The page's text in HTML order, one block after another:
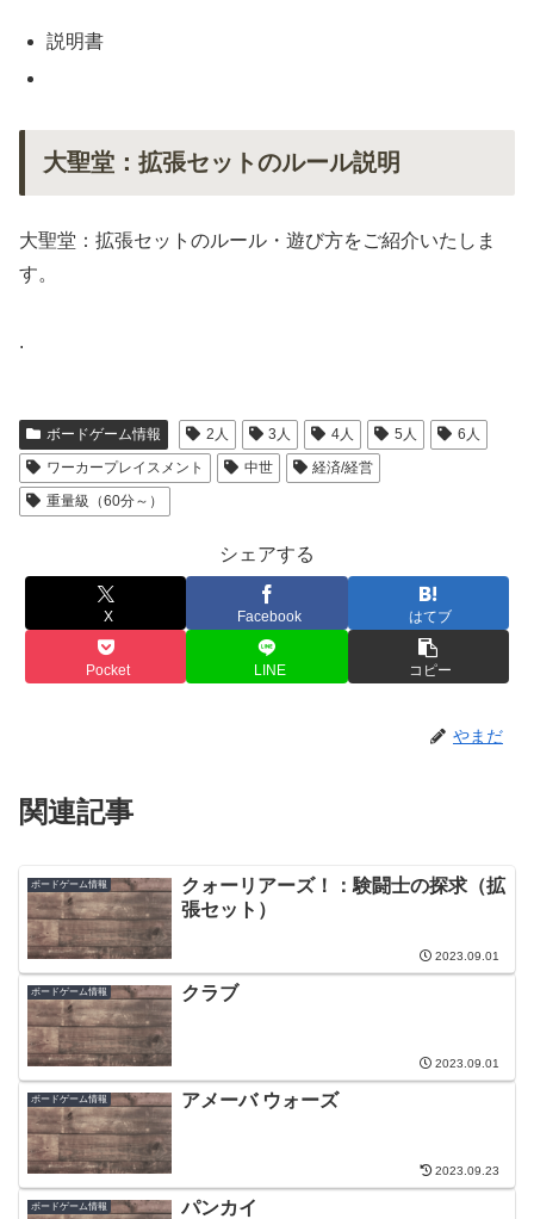
説明書
大聖堂：拡張セットのルール説明
大聖堂：拡張セットのルール・遊び方をご紹介いたしま
す。
.
ボードゲーム情報 2人 3人 4人 5人
6人
ワーカープレイスメント
中世
経済/経営
重量級（60分～）
シェアする
X Facebook はてブ
Pocket LINE コピー
やまだ
関連記事
ボードゲーム情報
クォーリアーズ！：験闘士の探求（拡
張セット）
2023.09.01
ボードゲーム情報 クラブ
2023.09.01
ボードゲーム情報 アメーバ ウォーズ
2023.09.23
ボードゲーム情報 パンカイ